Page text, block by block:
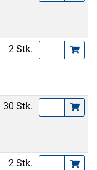
2 Stk.
30 Stk.
2 Stk.